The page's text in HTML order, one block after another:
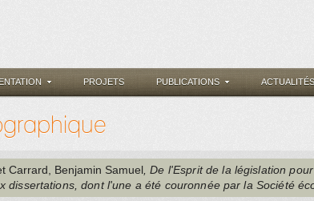
PROJETS PUBLICATIONS ACTUALITÉS
Carrard, Benjamin Samuel , De l'Esprit de la législation
dissertations, dont l'une a été couronnée par la Société